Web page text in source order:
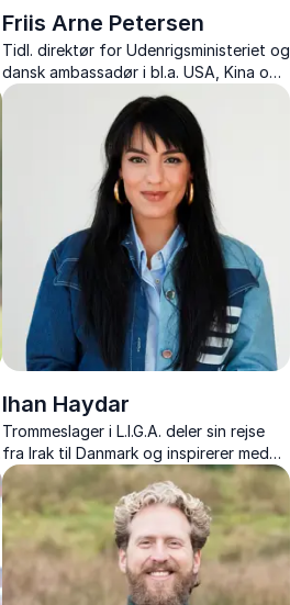
Friis Arne Petersen
Tidl. direktør for Udenrigsministeriet og
dansk ambassadør i bl.a. USA, Kina og
Tyskland
Ihan Haydar
Trommeslager i L.I.G.A. deler sin rejse
fra Irak til Danmark og inspirerer med
fortællinger om mod, drømme og
styrken til at følge sin egen vej.